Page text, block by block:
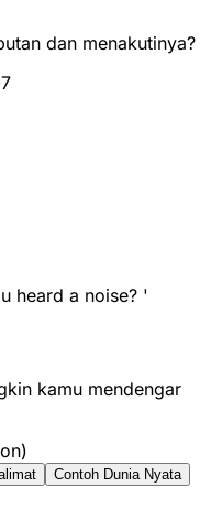
dan menakutinya?
heard a noise? '
kamu mendengar
Contoh Dunia Nyata